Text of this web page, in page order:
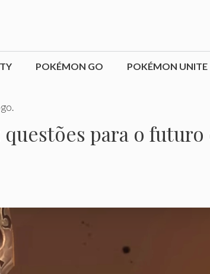
POKÉMON GO POKÉMON UNITE
para o futuro